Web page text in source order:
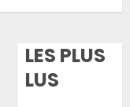
LES PLUS
LUS